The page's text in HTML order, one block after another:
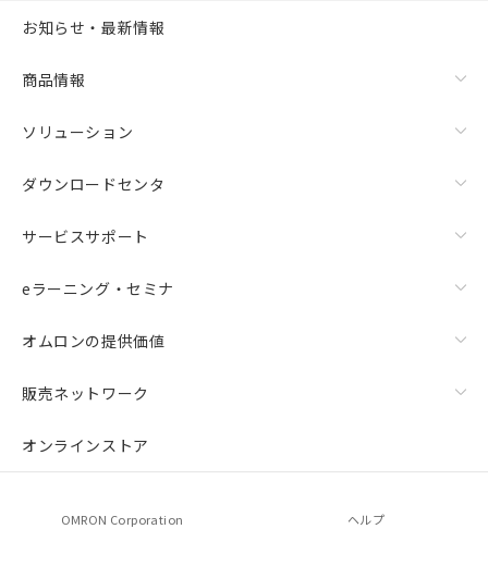
お知らせ・最新情報
商品情報
ソリューション
ダウンロードセンタ
サービスサポート
eラーニング・セミナ
オムロンの提供価値
販売ネットワーク
オンラインストア
OMRON Corporation ヘルプ
用者の範囲」に記載されている法人を